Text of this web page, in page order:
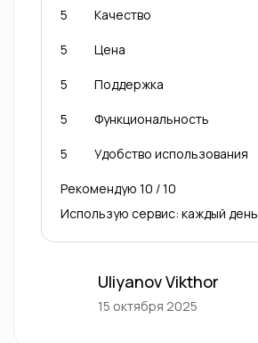
5 Качество
5 Цена
5 Поддержка
5 Функциональность
5 Удобство использования
Рекомендую 10 / 10
Использую сервис: каждый день
Uliyanov Vikthor
15 октября 2025